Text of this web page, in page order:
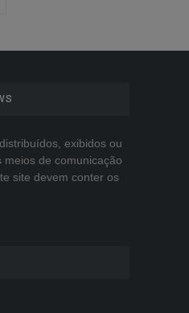
exibidos ou
de comunicação
site devem conter os